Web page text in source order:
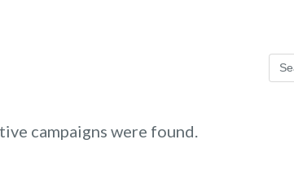
campaigns were found.